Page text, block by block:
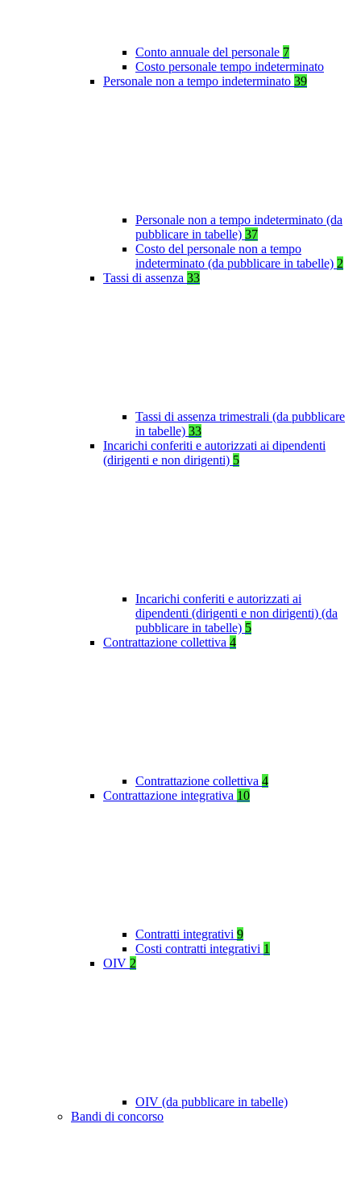
Conto annuale del personale 7
Costo personale tempo indeterminato
Personale non a tempo indeterminato 39
Personale non a tempo indeterminato (da
pubblicare in tabelle) 37
Costo del personale non a tempo
indeterminato (da pubblicare in tabelle) 2
Tassi di assenza 33
Tassi di assenza trimestrali (da pubblicare
in tabelle) 33
Incarichi conferiti e autorizzati ai dipendenti
(dirigenti e non dirigenti) 5
Incarichi conferiti e autorizzati ai
dipendenti (dirigenti e non dirigenti) (da
pubblicare in tabelle) 5
Contrattazione collettiva 4
Contrattazione collettiva 4
Contrattazione integrativa 10
Contratti integrativi 9
Costi contratti integrativi 1
OIV 2
OIV (da pubblicare in tabelle)
Bandi di concorso